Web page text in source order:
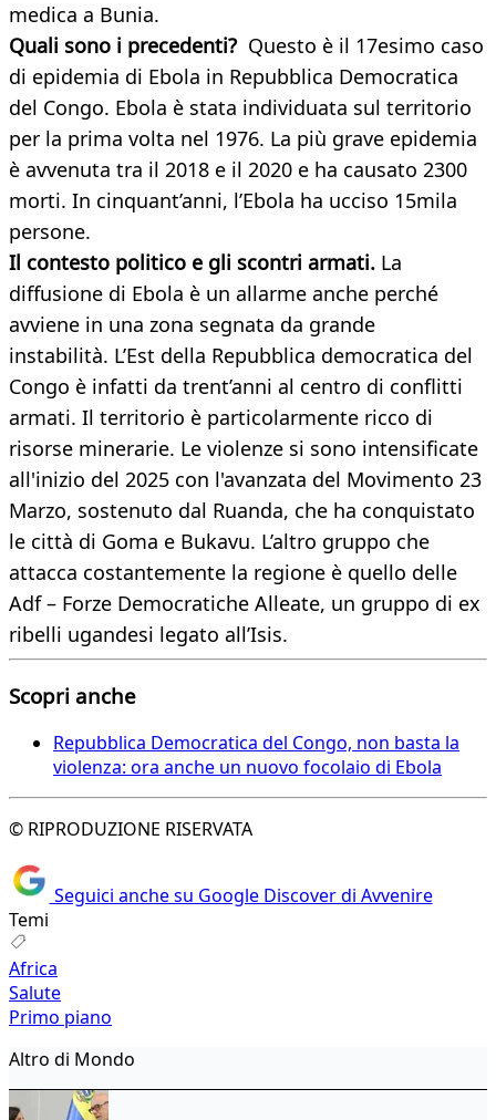
medica a Bunia.
Quali sono i precedenti? Questo è il 17esimo caso
di epidemia di Ebola in Repubblica Democratica
del Congo. Ebola è stata individuata sul territorio
per la prima volta nel 1976. La più grave epidemia
è avvenuta tra il 2018 e il 2020 e ha causato 2300
morti. In cinquant’anni, l’Ebola ha ucciso 15mila
persone.
Il contesto politico e gli scontri armati. La
diffusione di Ebola è un allarme anche perché
avviene in una zona segnata da grande
instabilità. L’Est della Repubblica democratica del
Congo è infatti da trent’anni al centro di conflitti
armati. Il territorio è particolarmente ricco di
risorse minerarie. Le violenze si sono intensificate
all'inizio del 2025 con l'avanzata del Movimento 23
Marzo, sostenuto dal Ruanda, che ha conquistato
le città di Goma e Bukavu. L’altro gruppo che
attacca costantemente la regione è quello delle
Adf – Forze Democratiche Alleate, un gruppo di ex
ribelli ugandesi legato all’Isis.
Scopri anche
Repubblica Democratica del Congo, non basta la
violenza: ora anche un nuovo focolaio di Ebola
© RIPRODUZIONE RISERVATA
Seguici anche su Google Discover di Avvenire
Temi
Africa
Salute
Primo piano
Altro di Mondo